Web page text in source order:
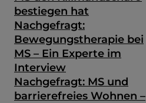
bestiegen hat
Nachgefragt:
Bewegungstherapie bei
MS – Ein Experte im
Interview
Nachgefragt: MS und
barrierefreies Wohnen –